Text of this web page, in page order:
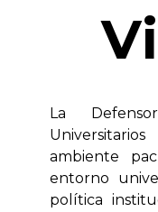
La
ambiente
entorno
política